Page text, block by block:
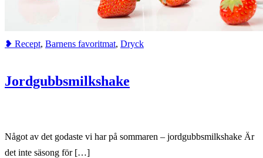
❥ Recept, Barnens favoritmat, Dryck
Jordgubbsmilkshake
Något av det godaste vi har på sommaren – jordgubbsmilkshake Är
det inte säsong för […]